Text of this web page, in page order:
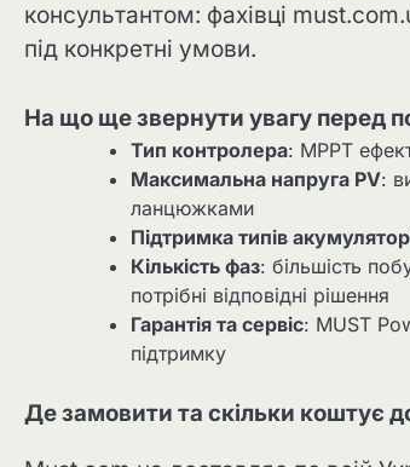
консультантом: фахівці
під конкретні умови.
На що ще звернути увагу перед
Тип контролера: MPPT
Максимальна напруга PV:
ланцюжками
Підтримка типів
Кількість фаз: більшість
потрібні відповідні рішення
Гарантія та сервіс: MUST
підтримку
Де замовити та скільки коштує